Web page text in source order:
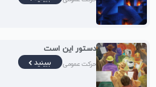
دستور این است
حرکت عمومی ببینید